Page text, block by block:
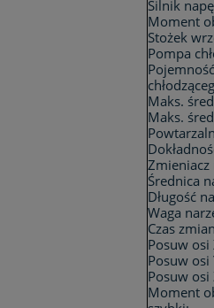
Silnik
Moment
Stożek
Pompa
Maks.
Maks.
Zmieniacz
Średnica
Długość
Waga
Czas
Posuw osi
Posuw osi
Posuw osi
Moment